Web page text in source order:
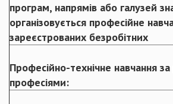
програм, напрямів або галузей
організовується професійне
зареєстрованих безробітних
Професійно-технічне навчання
професіями: